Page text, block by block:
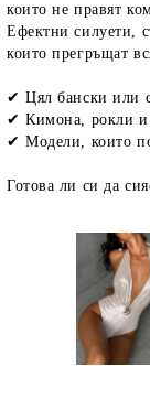
и по лични мерки
които не правят
Ефектни силуети,
които прегръщат
✔ Цял бански или
✔ Кимона, рокли и
✔ Модели, които
Готова ли си да